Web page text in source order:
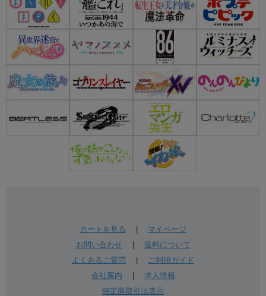
カートを見る
マイページ
お問い合わせ| 送料について
よくあるご質問
ご利用ガイド
会社案内
求人情報
特定商取引法表示